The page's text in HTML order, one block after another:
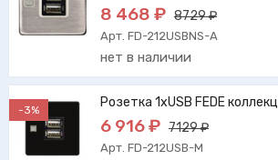
8 468 ₽ 8729 ₽
Арт. FD-212USBNS-A
нет в наличии
-3% Розетка 1xUSB FEDE
6 916 ₽ 7129 ₽
Арт. FD-212USB-M